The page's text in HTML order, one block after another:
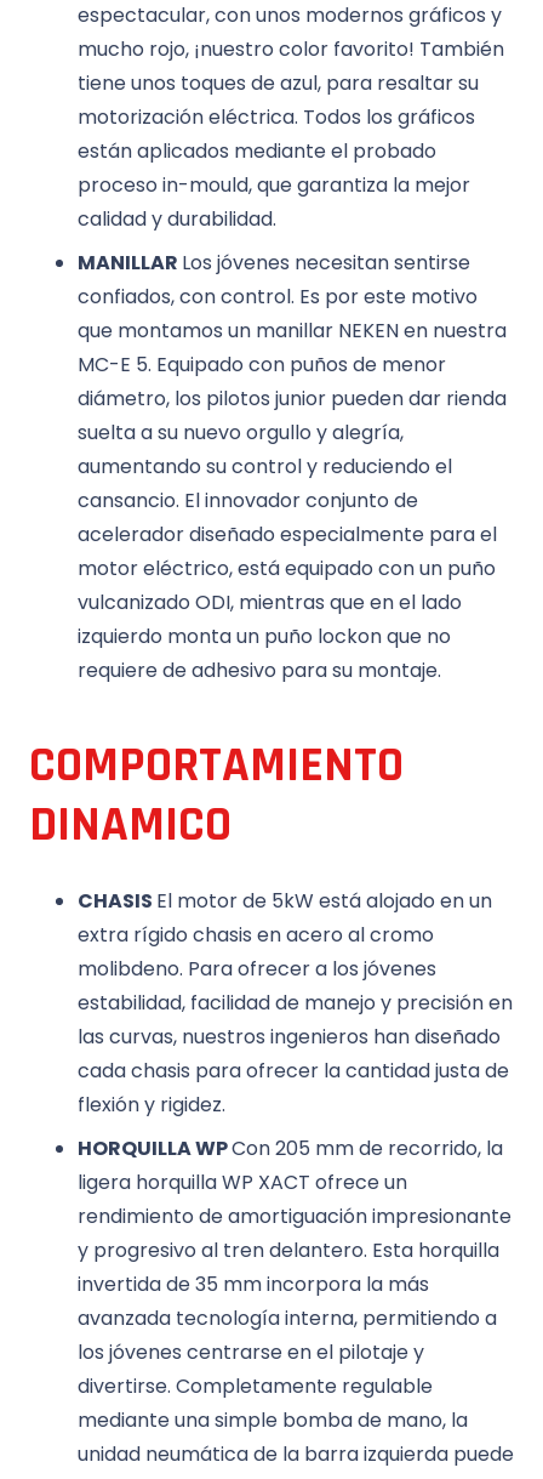
espectacular, con unos modernos gráficos y
mucho rojo, ¡nuestro color favorito! También
tiene unos toques de azul, para resaltar su
motorización eléctrica. Todos los gráficos
están aplicados mediante el probado
proceso in-mould, que garantiza la mejor
calidad y durabilidad.
MANILLAR Los jóvenes necesitan sentirse
confiados, con control. Es por este motivo
que montamos un manillar NEKEN en nuestra
MC-E 5. Equipado con puños de menor
diámetro, los pilotos junior pueden dar rienda
suelta a su nuevo orgullo y alegría,
aumentando su control y reduciendo el
cansancio. El innovador conjunto de
acelerador diseñado especialmente para el
motor eléctrico, está equipado con un puño
vulcanizado ODI, mientras que en el lado
izquierdo monta un puño lockon que no
requiere de adhesivo para su montaje.
COMPORTAMIENTO
DINAMICO
CHASIS El motor de 5kW está alojado en un
extra rígido chasis en acero al cromo
molibdeno. Para ofrecer a los jóvenes
estabilidad, facilidad de manejo y precisión en
las curvas, nuestros ingenieros han diseñado
cada chasis para ofrecer la cantidad justa de
flexión y rigidez.
HORQUILLA WPCon 205 mm de recorrido, la
ligera horquilla WP XACT ofrece un
rendimiento de amortiguación impresionante
y progresivo al tren delantero. Esta horquilla
invertida de 35 mm incorpora la más
avanzada tecnología interna, permitiendo a
los jóvenes centrarse en el pilotaje y
divertirse. Completamente regulable
mediante una simple bomba de mano, la
unidad neumática de la barra izquierda puede